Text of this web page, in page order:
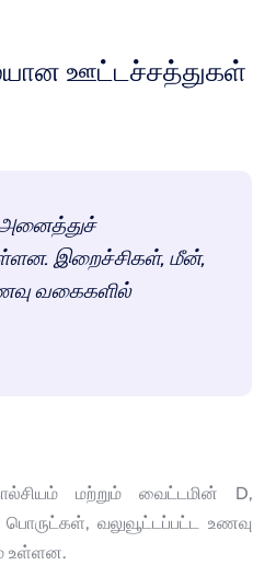
ஊட்டச்சத்துகள்
அனைத்துச்
இறைச்சிகள், மீன்,
வகைகளில்
மற்றும் வைட்டமின் D,
வலுவூட்டப்பட்ட உணவு
உள்ளன.